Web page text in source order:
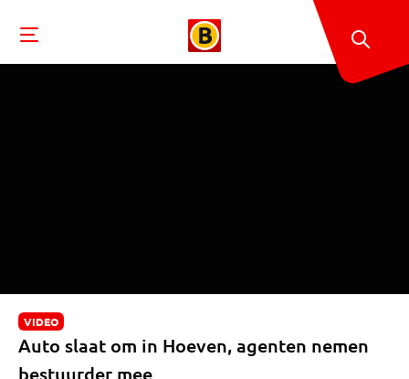
VIDEO
Auto slaat om in Hoeven, agenten nemen
bestuurder mee